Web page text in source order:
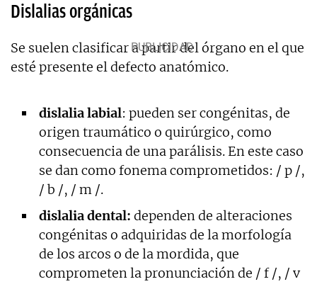
Dislalias orgánicas
Se suelen clasificar a partir del órgano en el que
esté presente el defecto anatómico.
dislalia labial: pueden ser congénitas, de
origen traumático o quirúrgico, como
consecuencia de una parálisis. En este caso
se dan como fonema comprometidos: / p /,
/ b /, / m /.
dislalia dental: dependen de alteraciones
congénitas o adquiridas de la morfología
de los arcos o de la mordida, que
comprometen la pronunciación de / f /, / v